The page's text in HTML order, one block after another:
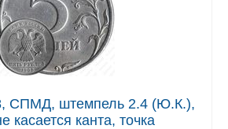
СПМД, штемпель 2.4 (Ю.К.),
касается канта, точка